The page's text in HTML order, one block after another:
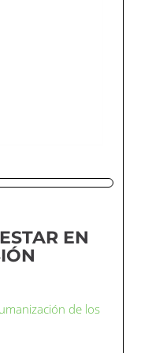
EN
de los